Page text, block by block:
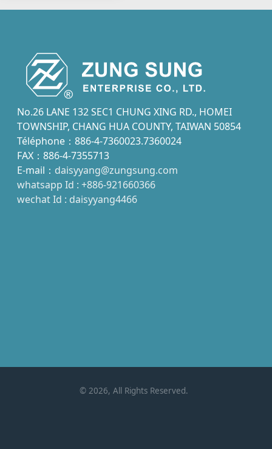
No.26 LANE 132 SEC1 CHUNG XING RD., HOMEI
TOWNSHIP, CHANG HUA COUNTY, TAIWAN 50854
Téléphone：886-4-7360023.7360024
FAX：886-4-7355713
E-mail： daisyyang@zungsung.com
whatsapp Id : +886-921660366
wechat Id : daisyyang4466
© 2026, All Rights Reserved.